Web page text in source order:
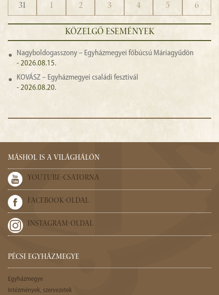
31
1 2 3 4 5 6
KÖZELGŐ ESEMÉNYEK
Nagyboldogasszony – Egyházmegyei főbúcsú Máriagyűdön
- 2026.08.15.
KOVÁSZ – Egyházmegyei családi fesztivál
- 2026.08.20.
MÁSHOL IS A VILÁGHÁLÓN
YOUTUBE-CSATORNA
FACEBOOK-OLDAL
INSTAGRAM-OLDAL
PÉCSI EGYHÁZMEGYE
Egyházmegye
Intézmények, szervezetek